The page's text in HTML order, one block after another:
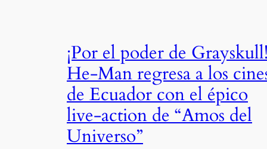
¡Por el poder de
He-Man regresa a los
de Ecuador con el épico
live-action de “Amos del
Universo”